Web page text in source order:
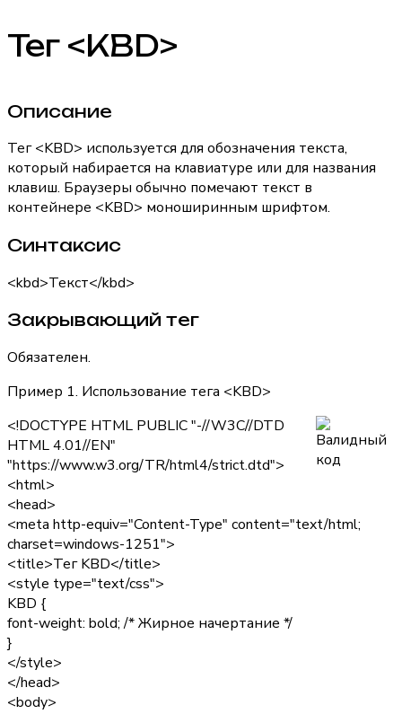
Тег <KBD>
Описание
Тег<KBD> используется для обозначения текста,
который набирается на клавиатуре или для названия
клавиш. Браузеры обычно помечают текст в
контейнере <KBD> моноширинным шрифтом.
Синтаксис
<kbd>Текст</kbd>
Закрывающий тег
Обязателен.
Пример 1. Использование тега <KBD>
<!DOCTYPE HTML PUBLIC "-//W3C//DTD
HTML 4.01//EN"
"https://www.w3.org/TR/html4/strict.dtd">
<html>
<head>
<meta http-equiv="Content-Type" content="text/html;
charset=windows-1251">
<title>Тег KBD</title>
<style type="text/css">
KBD {
font-weight: bold;/* Жирное начертание */
}
</style>
</head>
<body>